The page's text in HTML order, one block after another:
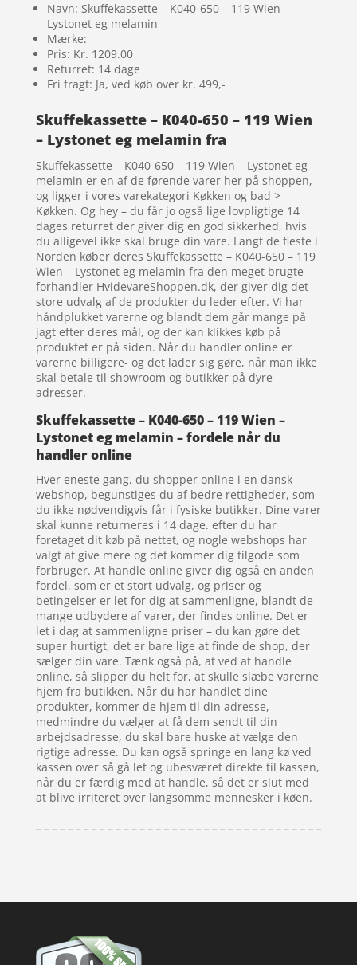
Navn: Skuffekassette – K040-650 – 119 Wien –
Lystonet eg melamin
Mærke:
Pris: Kr. 1209.00
Returret: 14 dage
Fri fragt: Ja, ved køb over kr. 499,-
Skuffekassette – K040-650 – 119 Wien
– Lystonet eg melamin fra
Skuffekassette – K040-650 – 119 Wien – Lystonet eg
melamin er en af de førende varer her på shoppen,
og ligger i vores varekategori Køkken og bad >
Køkken. Og hey – du får jo også lige lovpligtige 14
dages returret der giver dig en god sikkerhed, hvis
du alligevel ikke skal bruge din vare. Langt de fleste i
Norden køber deres Skuffekassette – K040-650 – 119
Wien – Lystonet eg melamin fra den meget brugte
forhandler HvidevareShoppen.dk, der giver dig det
store udvalg af de produkter du leder efter. Vi har
håndplukket varerne og blandt dem går mange på
jagt efter deres mål, og der kan klikkes køb på
produktet er på siden. Når du handler online er
varerne billigere- og det lader sig gøre, når man ikke
skal betale til showroom og butikker på dyre
adresser.
Skuffekassette – K040-650 – 119 Wien –
Lystonet eg melamin – fordele når du
handler online
Hver eneste gang, du shopper online i en dansk
webshop, begunstiges du af bedre rettigheder, som
du ikke nødvendigvis får i fysiske butikker. Dine varer
skal kunne returneres i 14 dage. efter du har
foretaget dit køb på nettet, og nogle webshops har
valgt at give mere og det kommer dig tilgode som
forbruger. At handle online giver dig også en anden
fordel, som er et stort udvalg, og priser og
betingelser er let for dig at sammenligne, blandt de
mange udbydere af varer, der findes online. Det er
let i dag at sammenligne priser – du kan gøre det
super hurtigt, det er bare lige at finde de shop, der
sælger din vare. Tænk også på, at ved at handle
online, så slipper du helt for, at skulle slæbe varerne
hjem fra butikken. Når du har handlet dine
produkter, kommer de hjem til din adresse,
medmindre du vælger at få dem sendt til din
arbejdsadresse, du skal bare huske at vælge den
rigtige adresse. Du kan også springe en lang kø ved
kassen over så gå let og ubesværet direkte til kassen,
når du er færdig med at handle, så det er slut med
at blive irriteret over langsomme mennesker i køen.